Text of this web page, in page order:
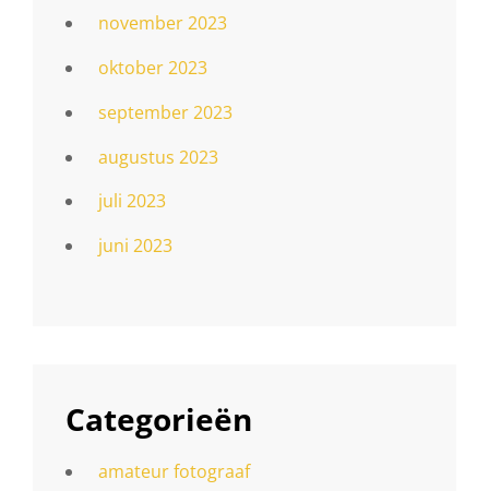
november 2023
oktober 2023
september 2023
augustus 2023
juli 2023
juni 2023
Categorieën
amateur fotograaf